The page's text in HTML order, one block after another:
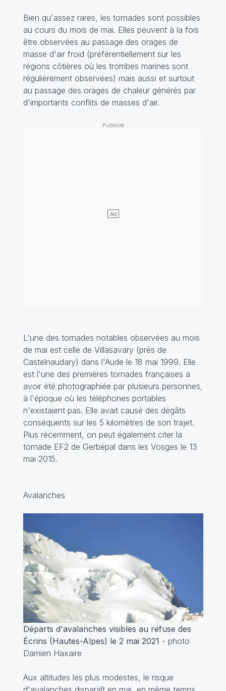
Bien qu'assez rares, les tornades sont possibles
au cours du mois de mai. Elles peuvent à la fois
être observées au passage des orages de
masse d'air froid (préférentiellement sur les
régions côtières où les trombes marines sont
régulièrement observées) mais aussi et surtout
au passage des orages de chaleur générés par
d'importants conflits de masses d'air.
L'une des tornades notables observées au mois
de mai est celle de Villasavary (près de
Castelnaudary) dans l'Aude le 18 mai 1999. Elle
est l'une des premières tornades françaises a
avoir été photographiée par plusieurs personnes,
à l'époque où les téléphones portables
n'existaient pas. Elle avait causé des dégâts
conséquents sur les 5 kilomètres de son trajet.
Plus récemment, on peut également citer la
tornade EF2 de Gerbépal dans les Vosges le 13
mai 2015.
Avalanches
Départs d'avalanches visibles au refuse des
Écrins (Hautes-Alpes) le 2 mai 2021 - photo
Damien Haxaire
Aux altitudes les plus modestes, le risque